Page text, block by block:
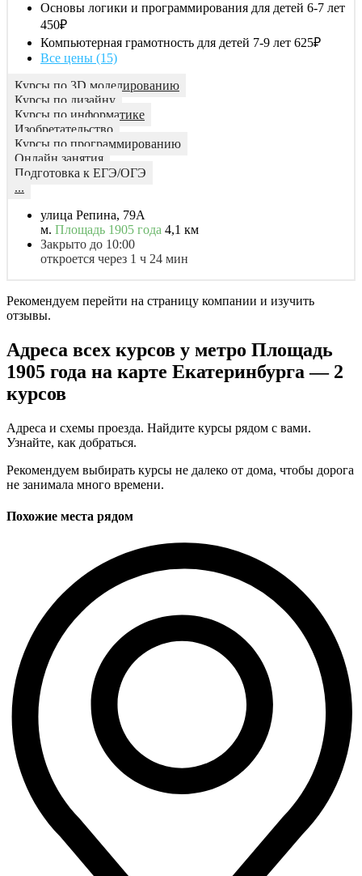
Основы логики и программирования для детей 6-7 лет
450₽
Компьютерная грамотность для детей 7-9 лет 625₽
Все цены (15)
Курсы по 3D моделированию
Курсы по дизайну
Курсы по информатике
Изобретательство
Курсы по программированию
Онлайн занятия
Подготовка к ЕГЭ/ОГЭ
...
улица Репина, 79А
м. Площадь 1905 года 4,1 км
Закрыто до 10:00
откроется через 1 ч 24 мин
Рекомендуем перейти на страницу компании и изучить
отзывы.
Адреса всех курсов у метро Площадь
1905 года на карте Екатеринбурга — 2
курсов
Адреса и схемы проезда. Найдите курсы рядом с вами.
Узнайте, как добраться.
Рекомендуем выбирать курсы не далеко от дома, чтобы дорога
не занимала много времени.
Похожие места рядом